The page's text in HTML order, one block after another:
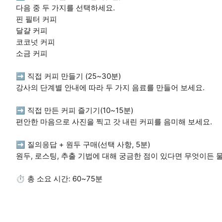
다음 중 두 가지를 선택하세요.
핀 필터 커피
달걀 커피
코코넛 커피
소금 커피
➡️ 직접 커피 만들기 (25~30분)
강사의 단계별 안내에 따라 두 가지 음료를 만들어 보세요.
➡️ 직접 만든 커피 즐기기(10~15분)
편안한 마음으로 사진을 찍고 갓 내린 커피를 음미해 보세요.
➡️ 질의응답 + 원두 구매(선택 사항, 5분)
원두, 로스팅, 추출 기법에 대해 궁금한 점이 있다면 무엇이든
⏱️ 총 소요 시간: 60~75분